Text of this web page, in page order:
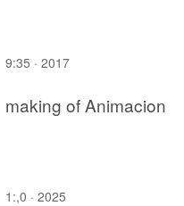
9:35 · 2017
making of Animacion
1:,0 · 2025